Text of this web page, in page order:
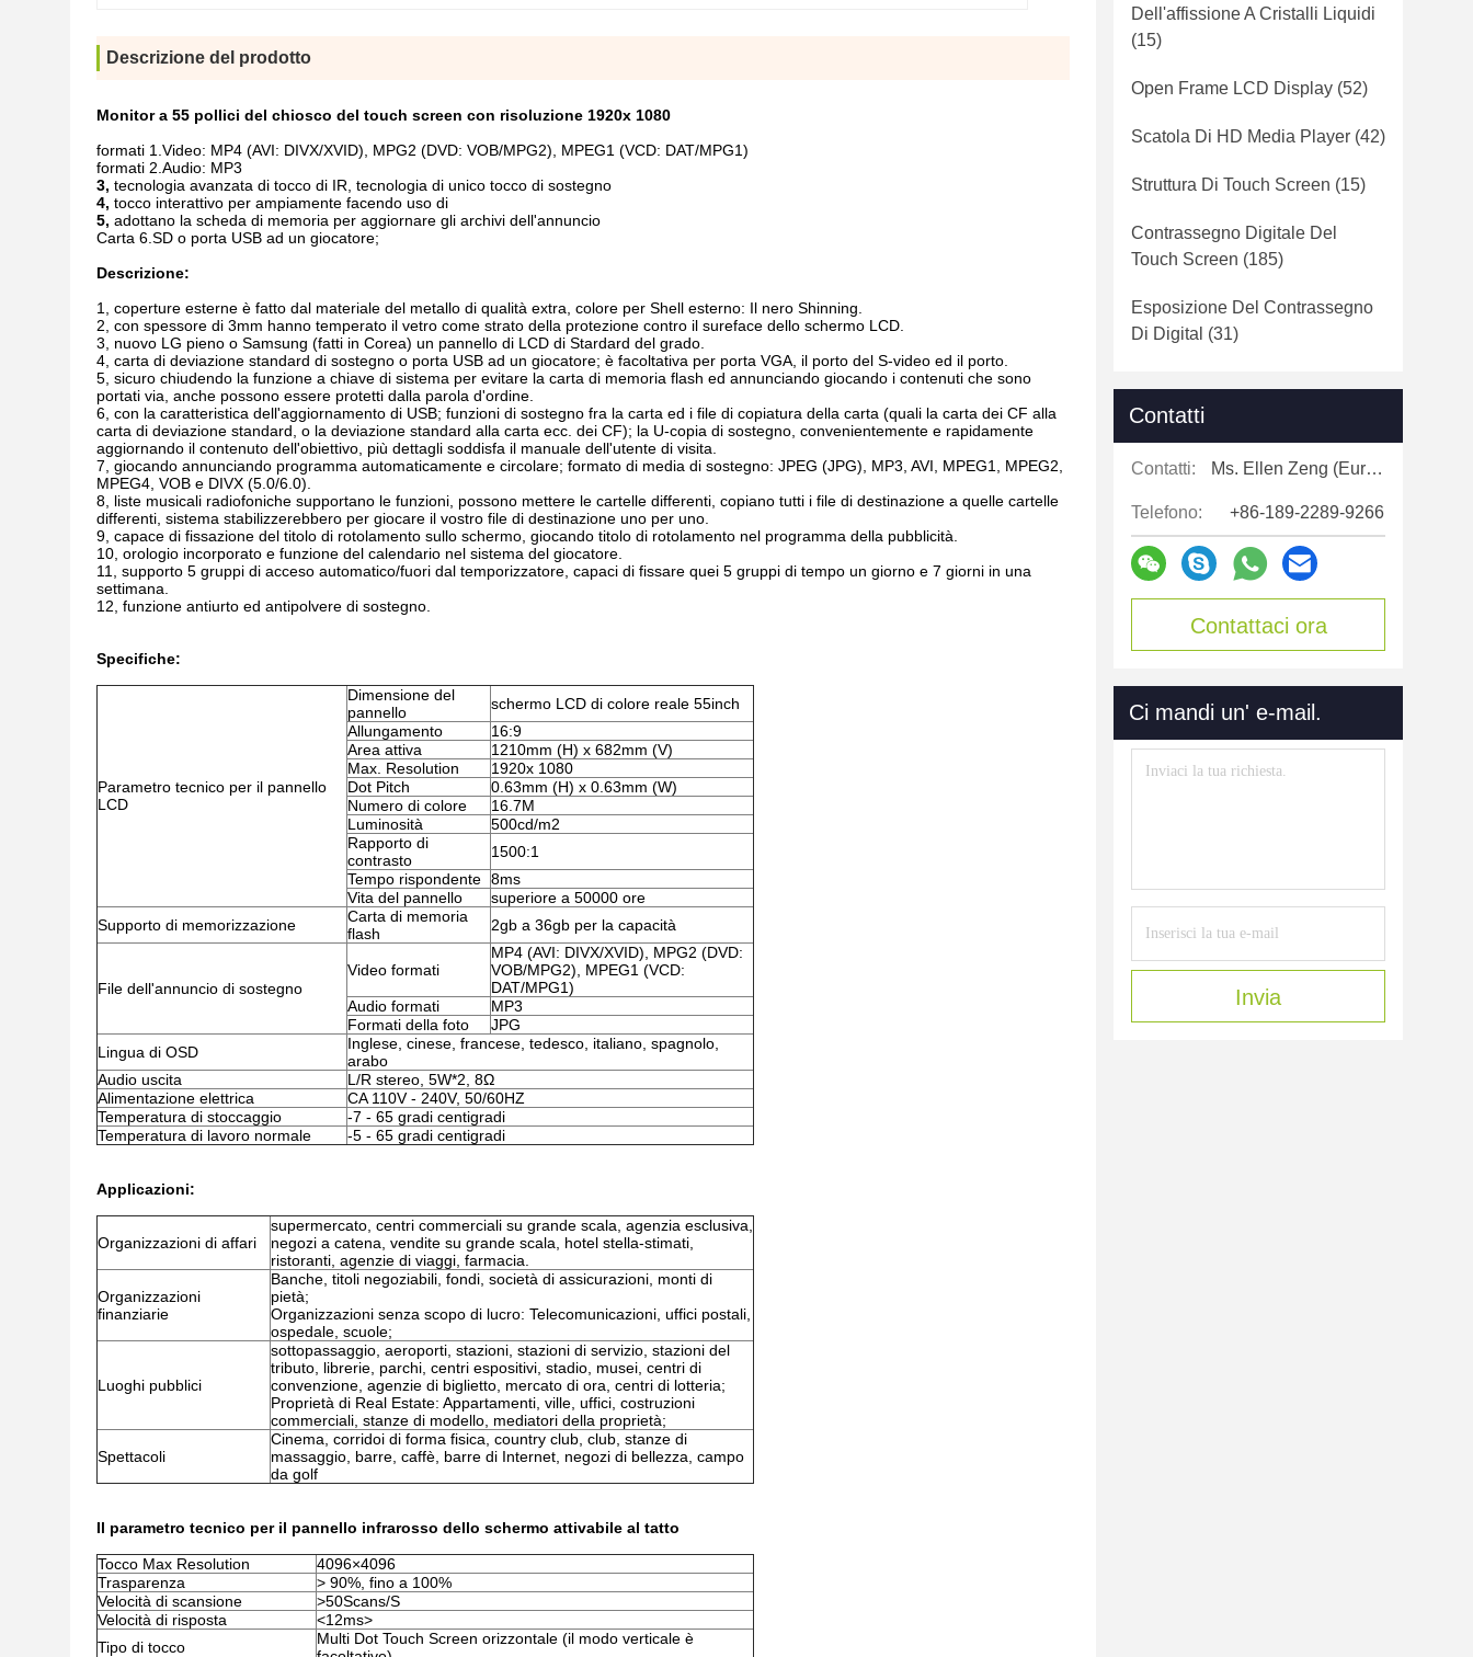
Descrizione del prodotto
Monitor a 55 pollici del chiosco del touch screen con risoluzione 1920x 1080
formati 1.Video: MP4 (AVI: DIVX/XVID), MPG2 (DVD: VOB/MPG2), MPEG1 (VCD: DAT/MPG1)
formati 2.Audio: MP3
3, tecnologia avanzata di tocco di IR, tecnologia di unico tocco di sostegno
4, tocco interattivo per ampiamente facendo uso di
5, adottano la scheda di memoria per aggiornare gli archivi dell'annuncio
Carta 6.SD o porta USB ad un giocatore;
Descrizione:
1, coperture esterne è fatto dal materiale del metallo di qualità extra, colore per Shell esterno: Il nero Shinning.
2, con spessore di 3mm hanno temperato il vetro come strato della protezione contro il sureface dello schermo LCD.
3, nuovo LG pieno o Samsung (fatti in Corea) un pannello di LCD di Stardard del grado.
4, carta di deviazione standard di sostegno o porta USB ad un giocatore; è facoltativa per porta VGA, il porto del S-video ed il porto.
5, sicuro chiudendo la funzione a chiave di sistema per evitare la carta di memoria flash ed annunciando giocando i contenuti che sono
portati via, anche possono essere protetti dalla parola d'ordine.
6, con la caratteristica dell'aggiornamento di USB; funzioni di sostegno fra la carta ed i file di copiatura della carta (quali la carta dei CF alla
carta di deviazione standard, o la deviazione standard alla carta ecc. dei CF); la U-copia di sostegno, convenientemente e rapidamente
aggiornando il contenuto dell'obiettivo, più dettagli soddisfa il manuale dell'utente di visita.
7, giocando annunciando programma automaticamente e circolare; formato di media di sostegno: JPEG (JPG), MP3, AVI, MPEG1, MPEG2,
MPEG4, VOB e DIVX (5.0/6.0).
8, liste musicali radiofoniche supportano le funzioni, possono mettere le cartelle differenti, copiano tutti i file di destinazione a quelle cartelle
differenti, sistema stabilizzerebbero per giocare il vostro file di destinazione uno per uno.
9, capace di fissazione del titolo di rotolamento sullo schermo, giocando titolo di rotolamento nel programma della pubblicità.
10, orologio incorporato e funzione del calendario nel sistema del giocatore.
11, supporto 5 gruppi di acceso automatico/fuori dal temporizzatore, capaci di fissare quei 5 gruppi di tempo un giorno e 7 giorni in una
settimana.
12, funzione antiurto ed antipolvere di sostegno.
Specifiche:
Parametro tecnico per il pannello
LCD
Dimensione del
pannello
schermo LCD di colore reale 55inch
Allungamento
16:9
Area attiva
1210mm (H) x 682mm (V)
Max. Resolution
1920x 1080
Dot Pitch
0.63mm (H) x 0.63mm (W)
Numero di colore
16.7M
Luminosità
500cd/m2
Rapporto di
contrasto
1500:1
Tempo rispondente 8ms
Vita del pannello
superiore a 50000 ore
Supporto di memorizzazione
Carta di memoria
flash
2gb a 36gb per la capacità
File dell'annuncio di sostegno
Video formati
MP4 (AVI: DIVX/XVID), MPG2 (DVD:
VOB/MPG2), MPEG1 (VCD:
DAT/MPG1)
Audio formati
MP3
Formati della foto
JPG
Lingua di OSD
Inglese, cinese, francese, tedesco, italiano, spagnolo,
arabo
Audio uscita
L/R stereo, 5W*2, 8Ω
Alimentazione elettrica
CA 110V - 240V, 50/60HZ
Temperatura di stoccaggio
-7 - 65 gradi centigradi
Temperatura di lavoro normale
-5 - 65 gradi centigradi
Applicazioni:
Organizzazioni di affari
supermercato, centri commerciali su grande scala, agenzia esclusiva,
negozi a catena, vendite su grande scala, hotel stella-stimati,
ristoranti, agenzie di viaggi, farmacia.
Organizzazioni
finanziarie
Banche, titoli negoziabili, fondi, società di assicurazioni, monti di
pietà;
Organizzazioni senza scopo di lucro: Telecomunicazioni, uffici postali,
ospedale, scuole;
Luoghi pubblici
sottopassaggio, aeroporti, stazioni, stazioni di servizio, stazioni del
tributo, librerie, parchi, centri espositivi, stadio, musei, centri di
convenzione, agenzie di biglietto, mercato di ora, centri di lotteria;
Proprietà di Real Estate: Appartamenti, ville, uffici, costruzioni
commerciali, stanze di modello, mediatori della proprietà;
Spettacoli
Cinema, corridoi di forma fisica, country club, club, stanze di
massaggio, barre, caffè, barre di Internet, negozi di bellezza, campo
da golf
Il parametro tecnico per il pannello infrarosso dello schermo attivabile al tatto
Tocco Max Resolution
4096×4096
Trasparenza
> 90%, fino a 100%
Velocità di scansione
>50Scans/S
Velocità di risposta
<12ms>
Tipo di tocco
Multi Dot Touch Screen orizzontale (il modo verticale è
Dell'affissione A Cristalli Liquidi
(15)
Open Frame LCD Display (52)
Scatola Di HD Media Player (42)
Struttura Di Touch Screen (15)
Contrassegno Digitale Del
Touch Screen (185)
Esposizione Del Contrassegno
Di Digital (31)
Contatti
Contatti: Ms. Ellen Zeng (Europe, North and Shouth America)
Telefono: +86-189-2289-9266
Contattaci ora
Ci mandi un' e-mail.
Invia